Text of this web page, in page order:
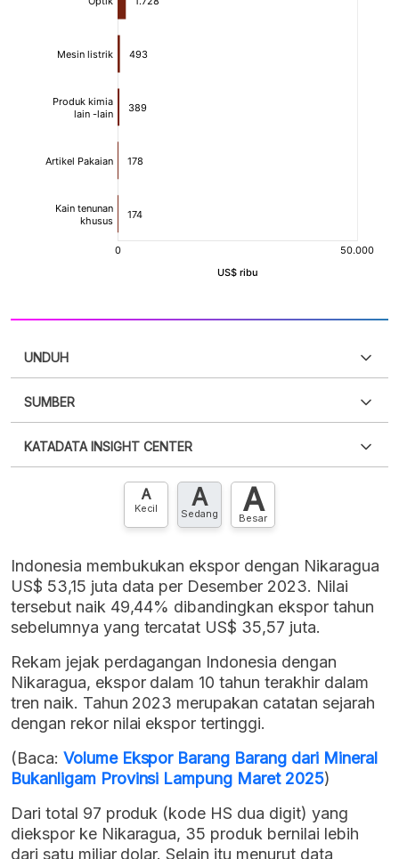
UNDUH
XLS
SUMBER
punya akun?Silakan Daftar sekarang
KATADATA INSIGHT CENTER
Hubungi sekarang »
A
Kecil A
Sedang A
Besar
Indonesia membukukan ekspor dengan Nikaragua
US$ 53,15 juta data per Desember 2023. Nilai
tersebut naik 49,44% dibandingkan ekspor tahun
sebelumnya yang tercatat US$ 35,57 juta.
Rekam jejak perdagangan Indonesia dengan
Nikaragua, ekspor dalam 10 tahun terakhir dalam
tren naik. Tahun 2023 merupakan catatan sejarah
dengan rekor nilai ekspor tertinggi.
(Baca: Volume Ekspor Barang Barang dari Mineral
Bukanligam Provinsi Lampung Maret 2025)
Dari total 97 produk (kode HS dua digit) yang
diekspor ke Nikaragua, 35 produk bernilai lebih
dari satu miliar dolar. Selain itu menurut data